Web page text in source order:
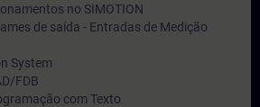
no SIMOTION
de saída - Entradas de Medição
System
FDB
com Texto